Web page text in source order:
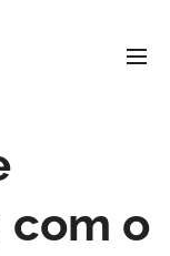
com o